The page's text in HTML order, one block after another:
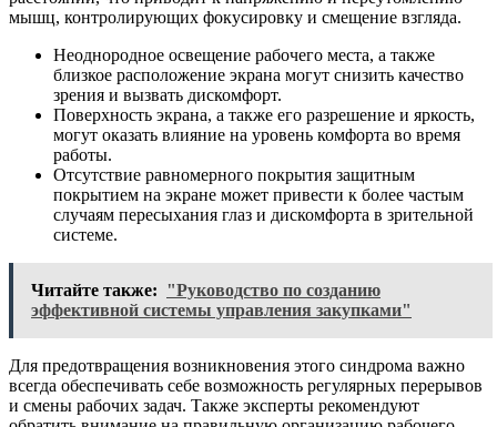
мышц, контролирующих фокусировку и смещение взгляда.
Неоднородное освещение рабочего места, а также
близкое расположение экрана могут снизить качество
зрения и вызвать дискомфорт.
Поверхность экрана, а также его разрешение и яркость,
могут оказать влияние на уровень комфорта во время
работы.
Отсутствие равномерного покрытия защитным
покрытием на экране может привести к более частым
случаям пересыхания глаз и дискомфорта в зрительной
системе.
Читайте также: "Руководство по созданию
эффективной системы управления закупками"
Для предотвращения возникновения этого синдрома важно
всегда обеспечивать себе возможность регулярных перерывов
и смены рабочих задач. Также эксперты рекомендуют